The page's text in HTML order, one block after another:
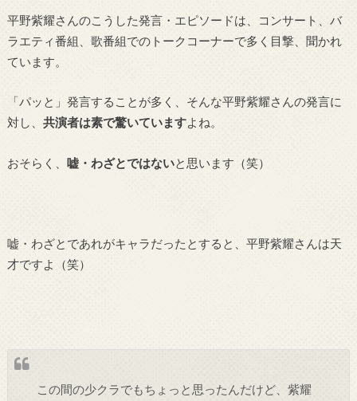
平野紫耀さんのこうした発言・エピソードは、コンサート、バ
ラエティ番組、歌番組でのトークコーナーで多く目撃、聞かれ
ています。
「パッと」発言することが多く、そんな平野紫耀さんの発言に
対し、 共演者は素で驚いていますよね。
おそらく、 嘘・わざとではないと思います（笑）
嘘・わざとであれがキャラだったとすると、平野紫耀さんは天
才ですよ（笑）
この間の少クラでもちょっと思ったんだけど、紫耀